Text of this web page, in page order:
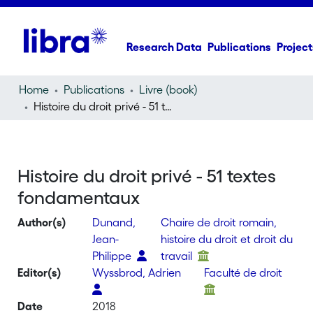
Research Data Publications
Home Publications
Livre (book)
Histoire du droit privé - 51 textes fondamentaux
Histoire du droit privé - 51 textes
fondamentaux
Author(s)
Dunand,
Jean-
Philippe
Chaire de droit romain,
histoire du droit et droit du
travail
Editor(s)
Wyssbrod, Adrien Faculté de droit
Date
2018